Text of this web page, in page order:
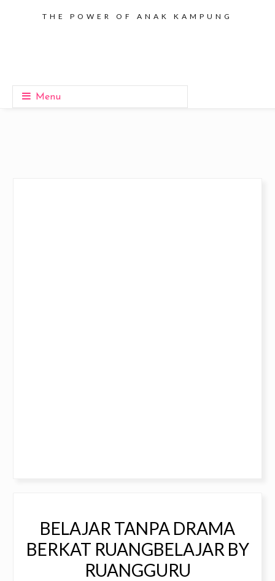
THE POWER OF ANAK KAMPUNG
Menu
BELAJAR TANPA DRAMA
BERKAT RUANGBELAJAR BY
RUANGGURU